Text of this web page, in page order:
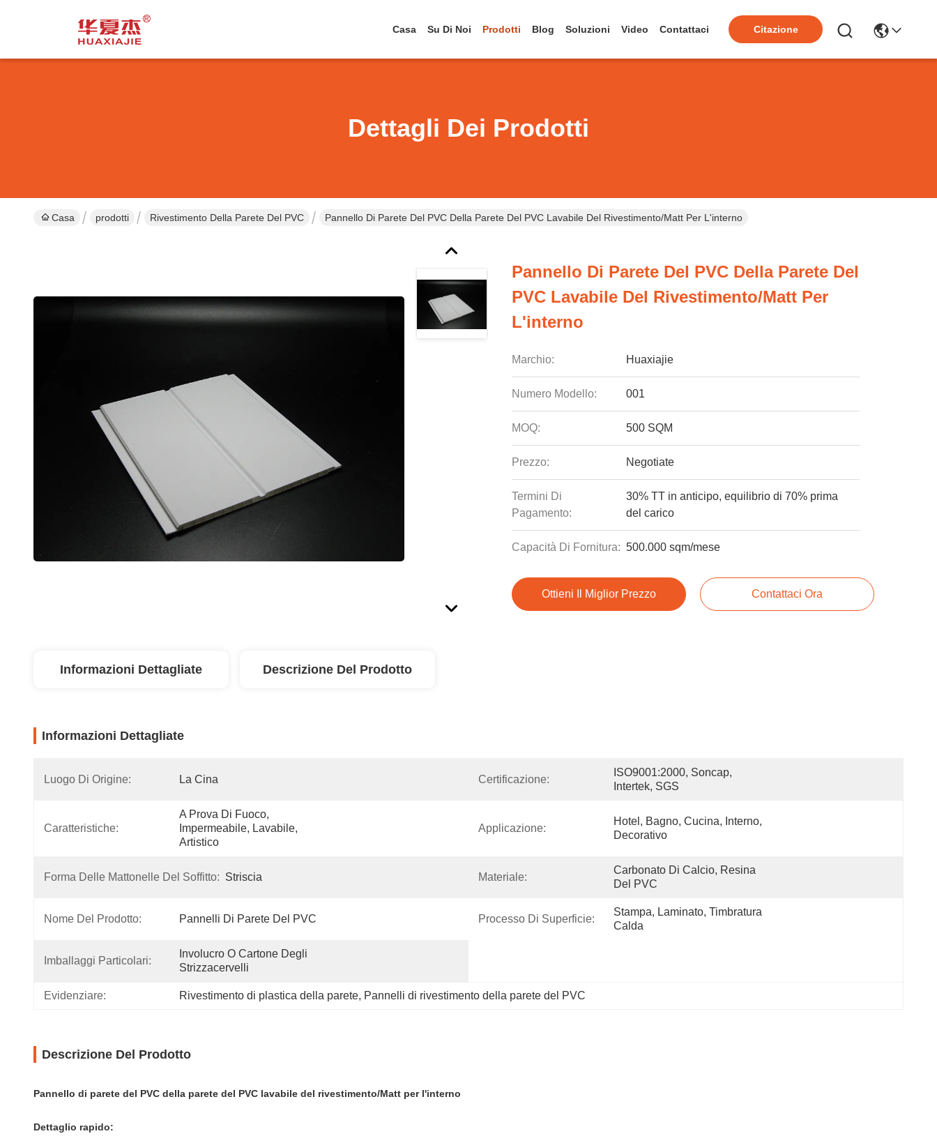
Casa Su Di Noi Prodotti Blog Soluzioni Video Contattaci Citazione
Dettagli Dei Prodotti
Casa prodotti Rivestimento Della Parete Del PVC Pannello Di Parete Del PVC Della Parete Del PVC Lavabile Del Rivestimento/Matt Per L'interno
Pannello Di Parete Del PVC Della Parete Del
PVC Lavabile Del Rivestimento/Matt Per
L'interno
Marchio: Huaxiajie
Numero Modello: 001
MOQ: 500 SQM
Prezzo: Negotiate
Termini Di
Pagamento:
30% TT in anticipo, equilibrio di 70% prima
del carico
Capacità Di Fornitura: 500.000 sqm/mese
Ottieni Il Miglior Prezzo Contattaci Ora
Informazioni Dettagliate Descrizione Del Prodotto
Informazioni Dettagliate
Luogo Di Origine: La Cina Certificazione:
ISO9001:2000, Soncap,
Intertek, SGS
Caratteristiche:
A Prova Di Fuoco,
Impermeabile, Lavabile,
Artistico
Applicazione:
Hotel, Bagno, Cucina, Interno,
Decorativo
Forma Delle Mattonelle Del Soffitto: Striscia Materiale:
Carbonato Di Calcio, Resina
Del PVC
Nome Del Prodotto: Pannelli Di Parete Del PVC Processo Di Superficie:
Stampa, Laminato, Timbratura
Calda
Imballaggi Particolari:
Involucro O Cartone Degli
Strizzacervelli
Evidenziare: Rivestimento di plastica della parete, Pannelli di rivestimento della parete del PVC
Descrizione Del Prodotto
Pannello di parete del PVC della parete del PVC lavabile del rivestimento/Matt per l'interno
Dettaglio rapido: